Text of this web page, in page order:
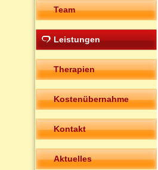
Team
Leistungen
Therapien
Kostenübernahme
Kontakt
Aktuelles